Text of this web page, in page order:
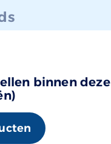
binnen deze